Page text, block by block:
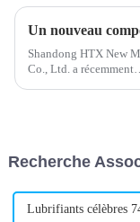
Shandong HTX New
Co., Ltd. a récemment
stabilité thermique
Recherche
Lubrifiants célèbres